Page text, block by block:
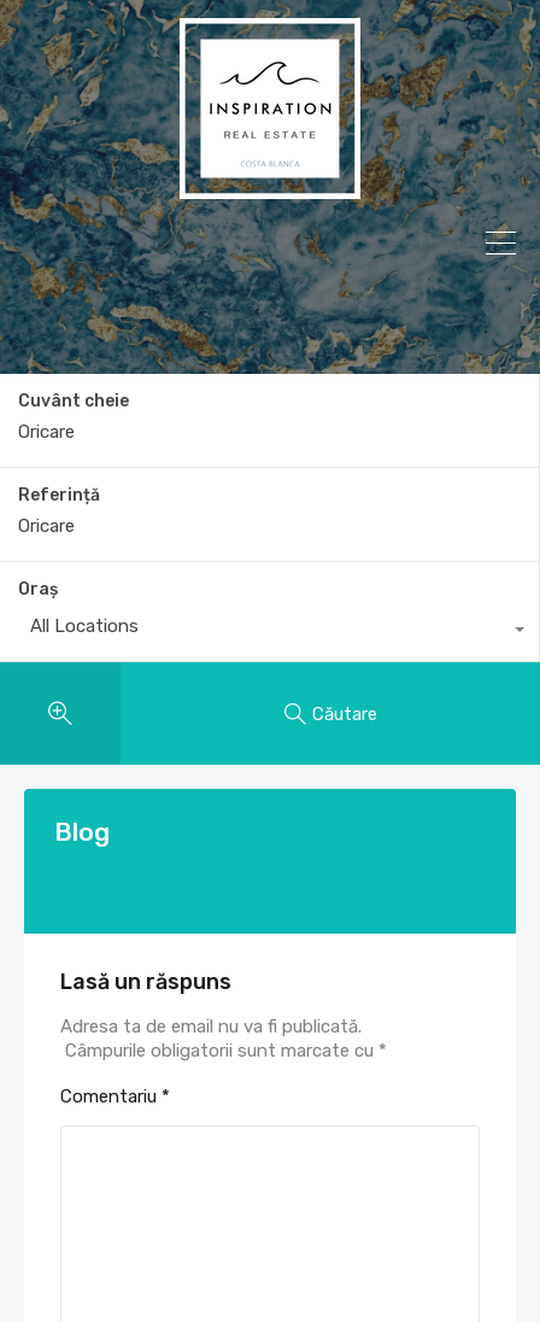
Cuvânt cheie
Referință
Oraș
All Locations
Căutare
Blog
Lasă un răspuns
Adresa ta de email nu va fi publicată.
Câmpurile obligatorii sunt marcate cu *
Comentariu *